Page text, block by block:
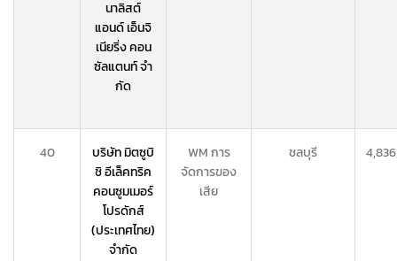
นาลิสต์
แอนด์ เอ็นจิ
เนียริ่ง คอน
ซัลแตนท์ จํา
กัด
40
บริษัท มิตซูบิ
ชิ อีเล็คทริค
คอนซูมเมอร์
โปรดักส์
(ประเทศไทย)
จำกัด
WM การ
จัดการของ
เสีย
ชลบุรี